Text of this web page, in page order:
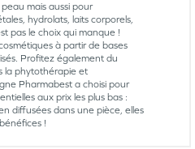
mais aussi pour
hydrolats, laits corporels,
pas le choix qui manque !
à partir de bases
Profitez également du
la phytothérapie et
Pharmabest a choisi pour
aux prix les plus bas :
diffusées dans une pièce, elles
!